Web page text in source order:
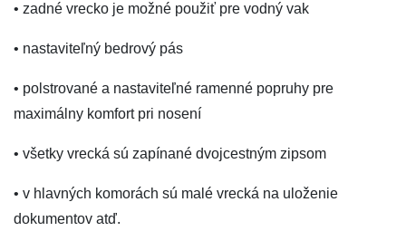
• zadné vrecko je možné použiť pre vodný vak
• nastaviteľný bedrový pás
• polstrované a nastaviteľné ramenné popruhy pre
maximálny komfort pri nosení
• všetky vrecká sú zapínané dvojcestným zipsom
• v hlavných komorách sú malé vrecká na uloženie
dokumentov atď.